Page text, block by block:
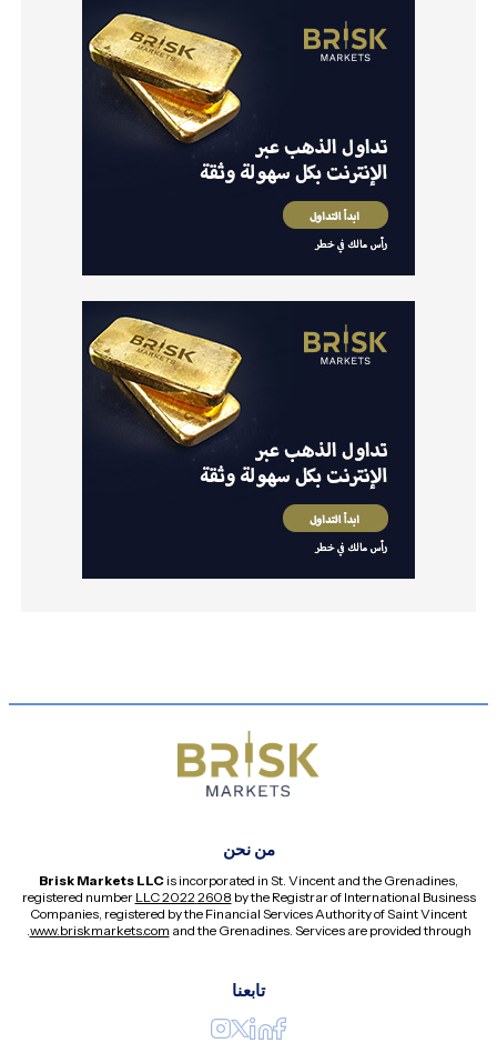
من نحن
Brisk Markets LLC is incorporated in St. Vincent and the Grenadines,
registered number
2608 LLC 2022 by the Registrar of International Business
Companies, registered by the Financial Services Authority of Saint Vincent
and the Grenadines. Services are provided through
www.briskmarkets.com
.
تابعنا